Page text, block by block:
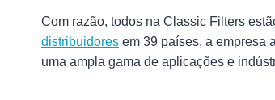
Com razão, todos na Classic Filters
distribuidores em 39 países, a empresa
uma ampla gama de aplicações e